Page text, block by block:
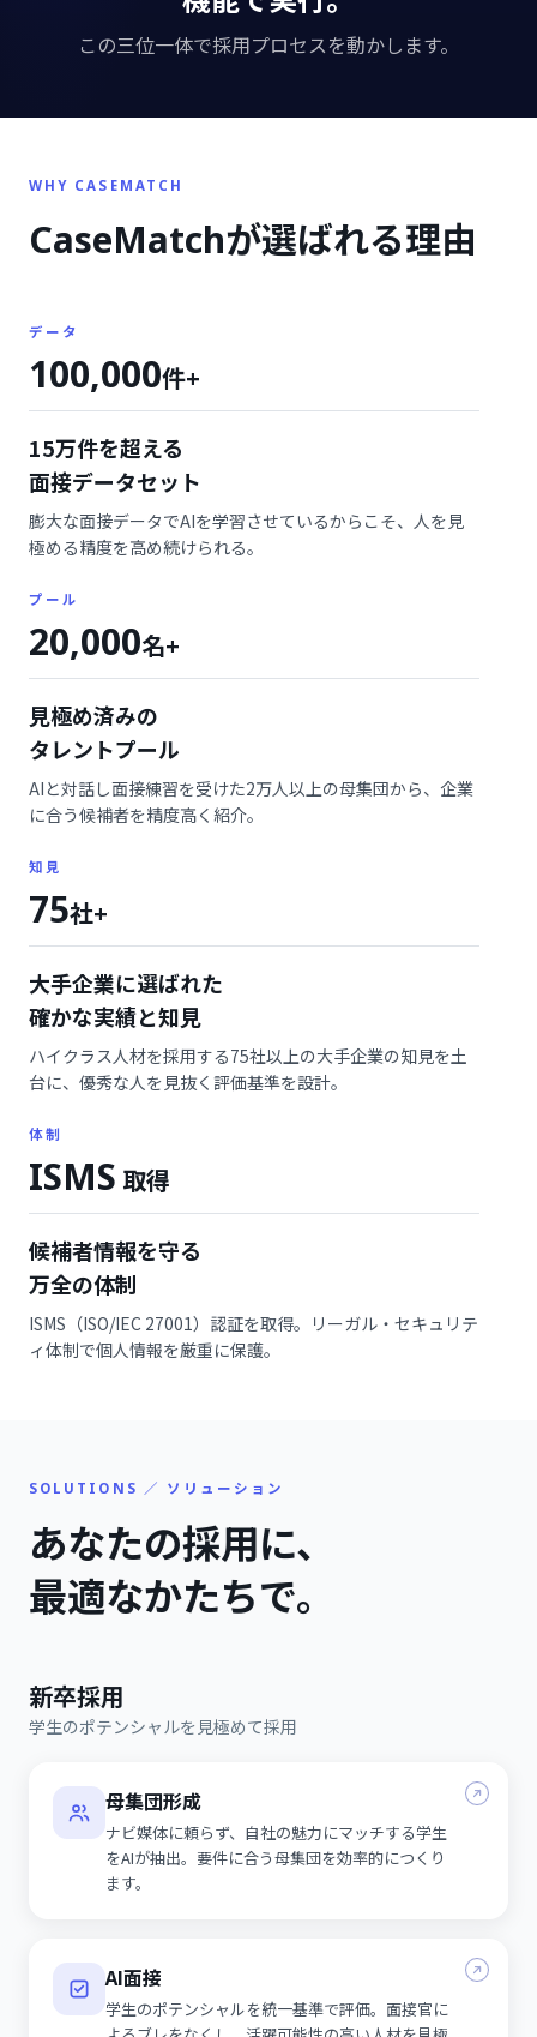
この三位一体で採用プロセスを動かします。
WHY CASEMATCH
CaseMatchが選ばれる理由
データ
100,000件+
15万件を超える
面接データセット
膨大な面接データでAIを学習させているからこそ、人を見
極める精度を高め続けられる。
プール
20,000名+
見極め済みの
タレントプール
AIと対話し面接練習を受けた2万人以上の母集団から、企業
に合う候補者を精度高く紹介。
知見
75社+
大手企業に選ばれた
確かな実績と知見
ハイクラス人材を採用する75社以上の大手企業の知見を土
台に、優秀な人を見抜く評価基準を設計。
体制
ISMS 取得
候補者情報を守る
万全の体制
ISMS（ISO/IEC 27001）認証を取得。リーガル・セキュリテ
ィ体制で個人情報を厳重に保護。
SOLUTIONS ／ ソリューション
あなたの採用に、
最適なかたちで。
新卒採用
学生のポテンシャルを見極めて採用
母集団形成
ナビ媒体に頼らず、自社の魅力にマッチする学生
をAIが抽出。要件に合う母集団を効率的につくり
ます。
AI面接
学生のポテンシャルを統一基準で評価。面接官に